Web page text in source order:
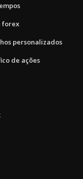
forex
personalizados
de ações